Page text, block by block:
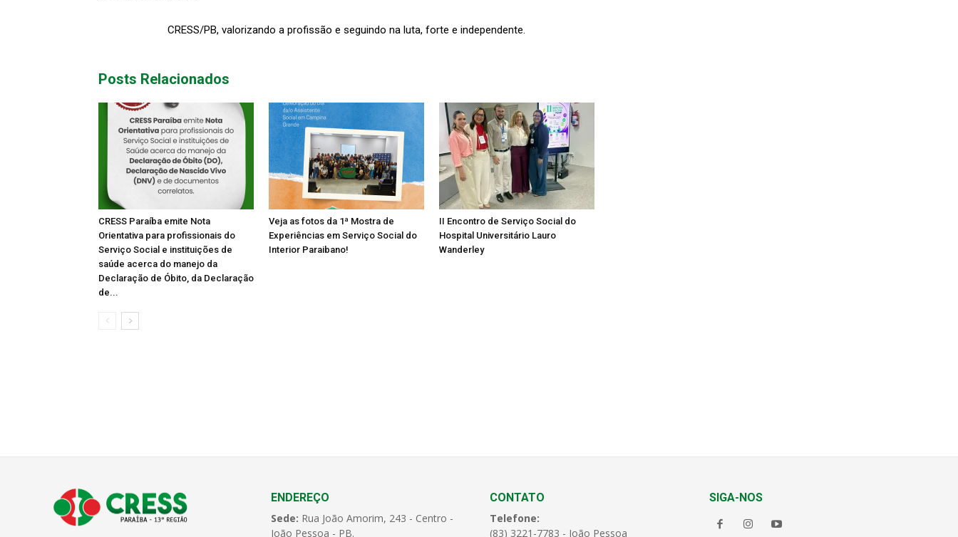
CRESS/PB, valorizando a profissão e seguindo na luta, forte e independente.
Posts Relacionados
CRESS Paraíba emite Nota
Orientativa para profissionais do
Serviço Social e instituições de
saúde acerca do manejo da
Declaração de Óbito, da Declaração
de...
Veja as fotos da 1ª Mostra de
Experiências em Serviço Social do
Interior Paraibano!
II Encontro de Serviço Social do
Hospital Universitário Lauro
Wanderley
ENDEREÇO
Sede: Rua João Amorim, 243 - Centro -
João Pessoa - PB.
CONTATO
Telefone:
(83) 3221-7783 - João Pessoa
SIGA-NOS